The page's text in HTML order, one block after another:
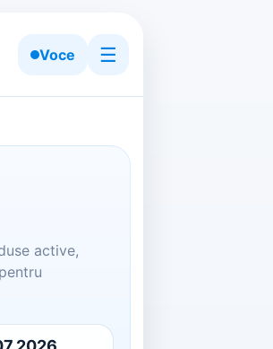
Voce ☰
active,